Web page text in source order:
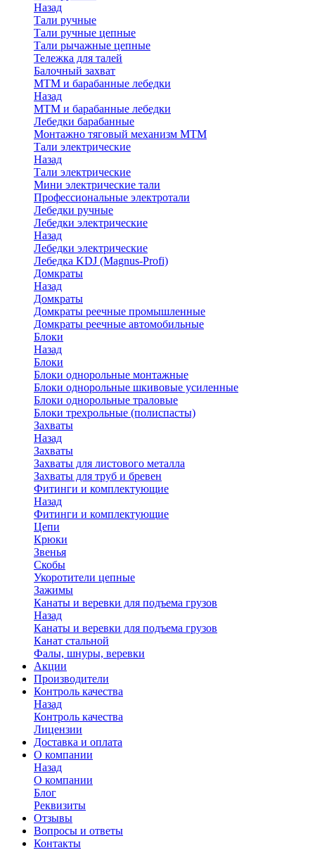
Назад
Тали ручные
Тали ручные цепные
Тали рычажные цепные
Тележка для талей
Балочный захват
МТМ и барабанные лебедки
Назад
МТМ и барабанные лебедки
Лебедки барабанные
Монтажно тяговый механизм МТМ
Тали электрические
Назад
Тали электрические
Мини электрические тали
Профессиональные электротали
Лебедки ручные
Лебедки электрические
Назад
Лебедки электрические
Лебедка KDJ (Magnus-Profi)
Домкраты
Назад
Домкраты
Домкраты реечные промышленные
Домкраты реечные автомобильные
Блоки
Назад
Блоки
Блоки однорольные монтажные
Блоки однорольные шкивовые усиленные
Блоки однорольные траловые
Блоки трехрольные (полиспасты)
Захваты
Назад
Захваты
Захваты для листового металла
Захваты для труб и бревен
Фитинги и комплектующие
Назад
Фитинги и комплектующие
Цепи
Крюки
Звенья
Скобы
Укоротители цепные
Зажимы
Канаты и веревки для подъема грузов
Назад
Канаты и веревки для подъема грузов
Канат стальной
Фалы, шнуры, веревки
Акции
Производители
Контроль качества
Назад
Контроль качества
Лицензии
Доставка и оплата
О компании
Назад
О компании
Блог
Реквизиты
Отзывы
Вопросы и ответы
Контакты